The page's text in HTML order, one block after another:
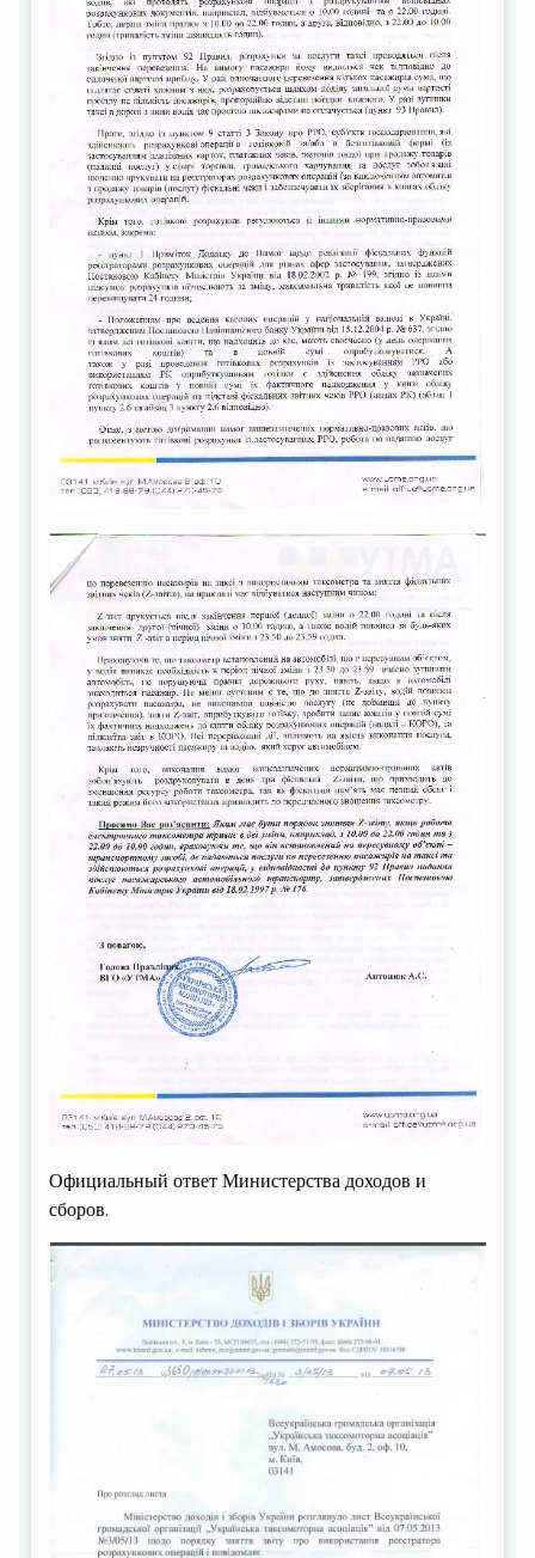
Официальный ответ Министерства доходов и
сборов.